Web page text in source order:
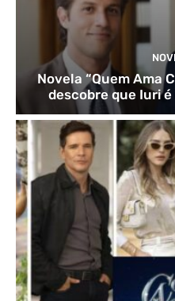
Novela “Quem Ama
descobre que Iuri